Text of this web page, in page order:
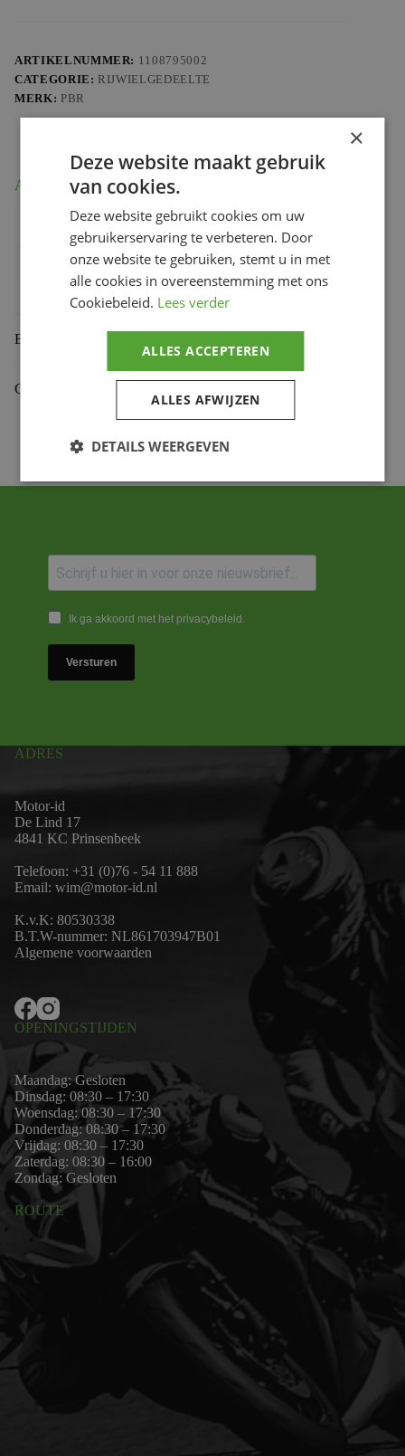
ARTIKELNUMMER: 1108795002
CATEGORIE: RIJWIELGEDEELTE
MERK: PBR
Aanvullende informatie
Bihr productcode 1108795002,212.38.F
Productmerk
Beoordelingen (0)
Gekoppelde Motoren
Ik ga akkoord met het privacybeleid.
Versturen
ADRES
Motor-id
De Lind 17
4841 KC Prinsenbeek
Telefoon: +31 (0)76 - 54 11 888
Email: wim@motor-id.nl
K.v.K: 80530338
B.T.W-nummer: NL861703947B01
Algemene voorwaarden
OPENINGSTIJDEN
Maandag: Gesloten
Dinsdag: 08:30 – 17:30
Woensdag: 08:30 – 17:30
Donderdag: 08:30 – 17:30
Vrijdag: 08:30 – 17:30
Zaterdag: 08:30 – 16:00
Zondag: Gesloten
ROUTE
×
Deze website maakt gebruik
van cookies.
Deze website gebruikt cookies om uw
gebruikerservaring te verbeteren. Door
onze website te gebruiken, stemt u in met
alle cookies in overeenstemming met ons
Cookiebeleid. Lees verder
ALLES ACCEPTEREN
ALLES AFWIJZEN
DETAILS WEERGEVEN